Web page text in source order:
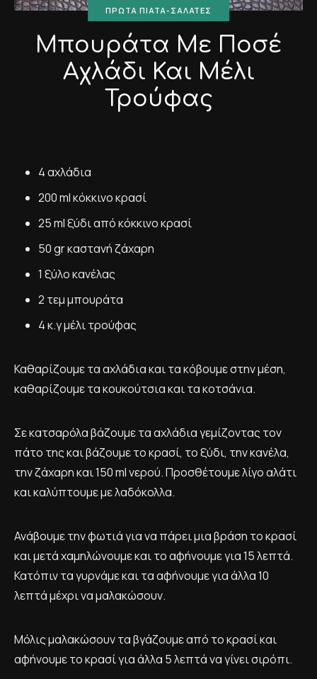
ΠΡΏΤΑ ΠΙΆΤΑ-ΣΑΛΆΤΕΣ
Μπουράτα Με Ποσέ
Αχλάδι Και Μέλι
Τρούφας
4 αχλάδια
200 ml κόκκινο κρασί
25 ml ξύδι από κόκκινο κρασί
50 gr καστανή ζάχαρη
1 ξύλο κανέλας
2 τεμ μπουράτα
4 κ.γ μέλι τρούφας
Καθαρίζουμε τα αχλάδια και τα κόβουμε στην μέση,
καθαρίζουμε τα κουκούτσια και τα κοτσάνια.
Σε κατσαρόλα βάζουμε τα αχλάδια γεμίζοντας τον
πάτο της και βάζουμε το κρασί, το ξύδι, την κανέλα,
την ζάχαρη και 150 ml νερού. Προσθέτουμε λίγο αλάτι
και καλύπτουμε με λαδόκολλα.
Ανάβουμε την φωτιά για να πάρει μια βράση το κρασί
και μετά χαμηλώνουμε και το αφήνουμε για 15 λεπτά.
Κατόπιν τα γυρνάμε και τα αφήνουμε για άλλα 10
λεπτά μέχρι να μαλακώσουν.
Μόλις μαλακώσουν τα βγάζουμε από το κρασί και
αφήνουμε το κρασί για άλλα 5 λεπτά να γίνει σιρόπι.